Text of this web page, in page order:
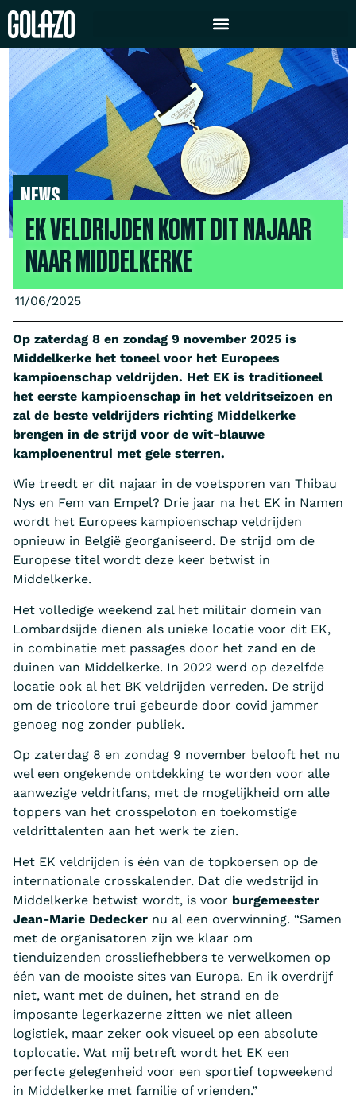
NEWS
EK VELDRIJDEN KOMT DIT NAJAAR
NAAR MIDDELKERKE
11/06/2025
Op zaterdag 8 en zondag 9 november 2025 is
Middelkerke het toneel voor het Europees
kampioenschap veldrijden. Het EK is traditioneel
het eerste kampioenschap in het veldritseizoen en
zal de beste veldrijders richting Middelkerke
brengen in de strijd voor de wit-blauwe
kampioenentrui met gele sterren.
Wie treedt er dit najaar in de voetsporen van Thibau
Nys en Fem van Empel? Drie jaar na het EK in Namen
wordt het Europees kampioenschap veldrijden
opnieuw in België georganiseerd. De strijd om de
Europese titel wordt deze keer betwist in
Middelkerke.
Het volledige weekend zal het militair domein van
Lombardsijde dienen als unieke locatie voor dit EK,
in combinatie met passages door het zand en de
duinen van Middelkerke. In 2022 werd op dezelfde
locatie ook al het BK veldrijden verreden. De strijd
om de tricolore trui gebeurde door covid jammer
genoeg nog zonder publiek.
Op zaterdag 8 en zondag 9 november belooft het nu
wel een ongekende ontdekking te worden voor alle
aanwezige veldritfans, met de mogelijkheid om alle
toppers van het crosspeloton en toekomstige
veldrittalenten aan het werk te zien.
Het EK veldrijden is één van de topkoersen op de
internationale crosskalender. Dat die wedstrijd in
Middelkerke betwist wordt, is voor burgemeester
Jean-Marie Dedecker nu al een overwinning. “Samen
met de organisatoren zijn we klaar om
tienduizenden crossliefhebbers te verwelkomen op
één van de mooiste sites van Europa. En ik overdrijf
niet, want met de duinen, het strand en de
imposante legerkazerne zitten we niet alleen
logistiek, maar zeker ook visueel op een absolute
toplocatie. Wat mij betreft wordt het EK een
perfecte gelegenheid voor een sportief topweekend
in Middelkerke met familie of vrienden.”